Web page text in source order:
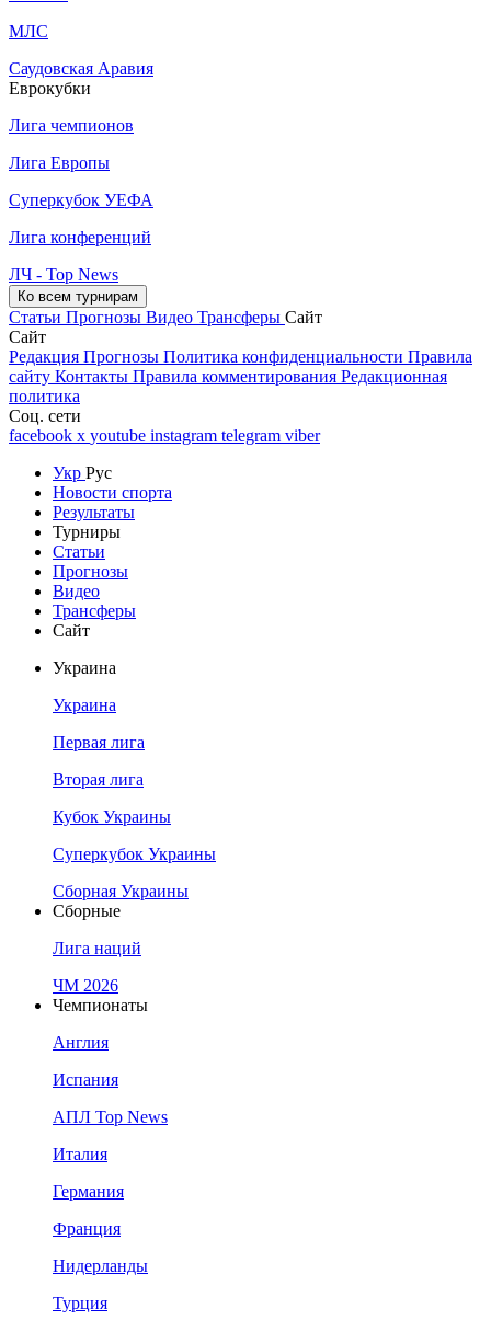
МЛС
Саудовская Аравия
Еврокубки
Лига чемпионов
Лига Европы
Суперкубок УЕФА
Лига конференций
ЛЧ - Top News
Ко всем турнирам
Статьи Прогнозы Видео Трансферы Сайт
Сайт
Редакция Прогнозы Политика конфиденциальности Правила
сайту Контакты Правила комментирования Редакционная
политика
Соц. сети
facebook x youtube instagram telegram viber
Укр Рус
Новости спорта
Результаты
Турниры
Статьи
Прогнозы
Видео
Трансферы
Сайт
Украина
Украина
Первая лига
Вторая лига
Кубок Украины
Суперкубок Украины
Сборная Украины
Сборные
Лига наций
ЧМ 2026
Чемпионаты
Англия
Испания
АПЛ Top News
Италия
Германия
Франция
Нидерланды
Турция